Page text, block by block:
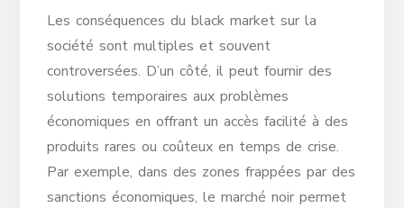
Les conséquences du black market sur la
société sont multiples et souvent
controversées. D’un côté, il peut fournir des
solutions temporaires aux problèmes
économiques en offrant un accès facilité à des
produits rares ou coûteux en temps de crise.
Par exemple, dans des zones frappées par des
sanctions économiques, le marché noir permet